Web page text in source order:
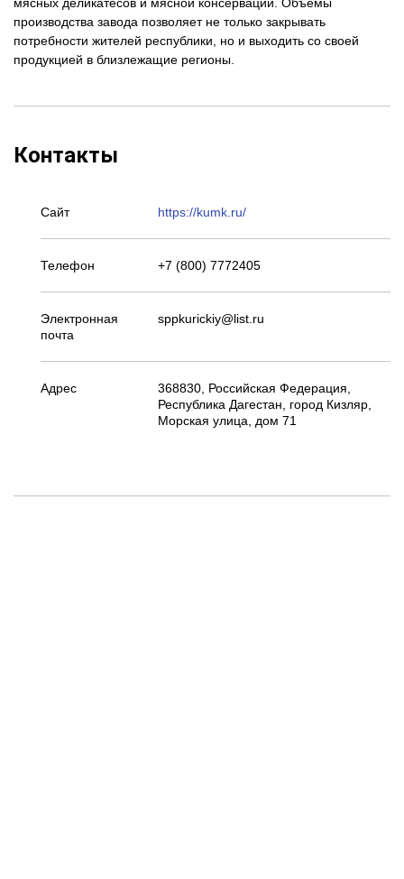
производства завода позволяет не только закрывать
потребности жителей республики, но и выходить со своей
продукцией в близлежащие регионы.
Контакты
Сайт https://kumk.ru/
Телефон +7 (800) 7772405
Электронная
почта
sppkurickiy@list.ru
Адрес
368830, Российская Федерация,
Республика Дагестан, город Кизляр,
Морская улица, дом 71